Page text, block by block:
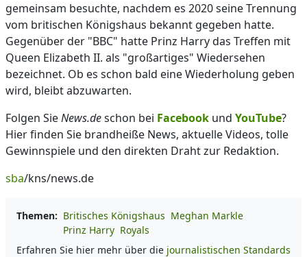
gemeinsam besuchte, nachdem es 2020 seine Trennung
vom britischen Königshaus bekannt gegeben hatte.
Gegenüber der "BBC" hatte Prinz Harry das Treffen mit
Queen Elizabeth II. als "großartiges" Wiedersehen
bezeichnet. Ob es schon bald eine Wiederholung geben
wird, bleibt abzuwarten.
Folgen SieNews.deschon bei Facebook und YouTube?
Hier finden Sie brandheiße News, aktuelle Videos, tolle
Gewinnspiele und den direkten Draht zur Redaktion.
sba/kns/news.de
Themen: Britisches Königshaus Meghan Markle
Prinz Harry Royals
Erfahren Sie hier mehr über die journalistischen Standards